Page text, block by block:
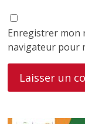
Enregistrer mon
navigateur pour